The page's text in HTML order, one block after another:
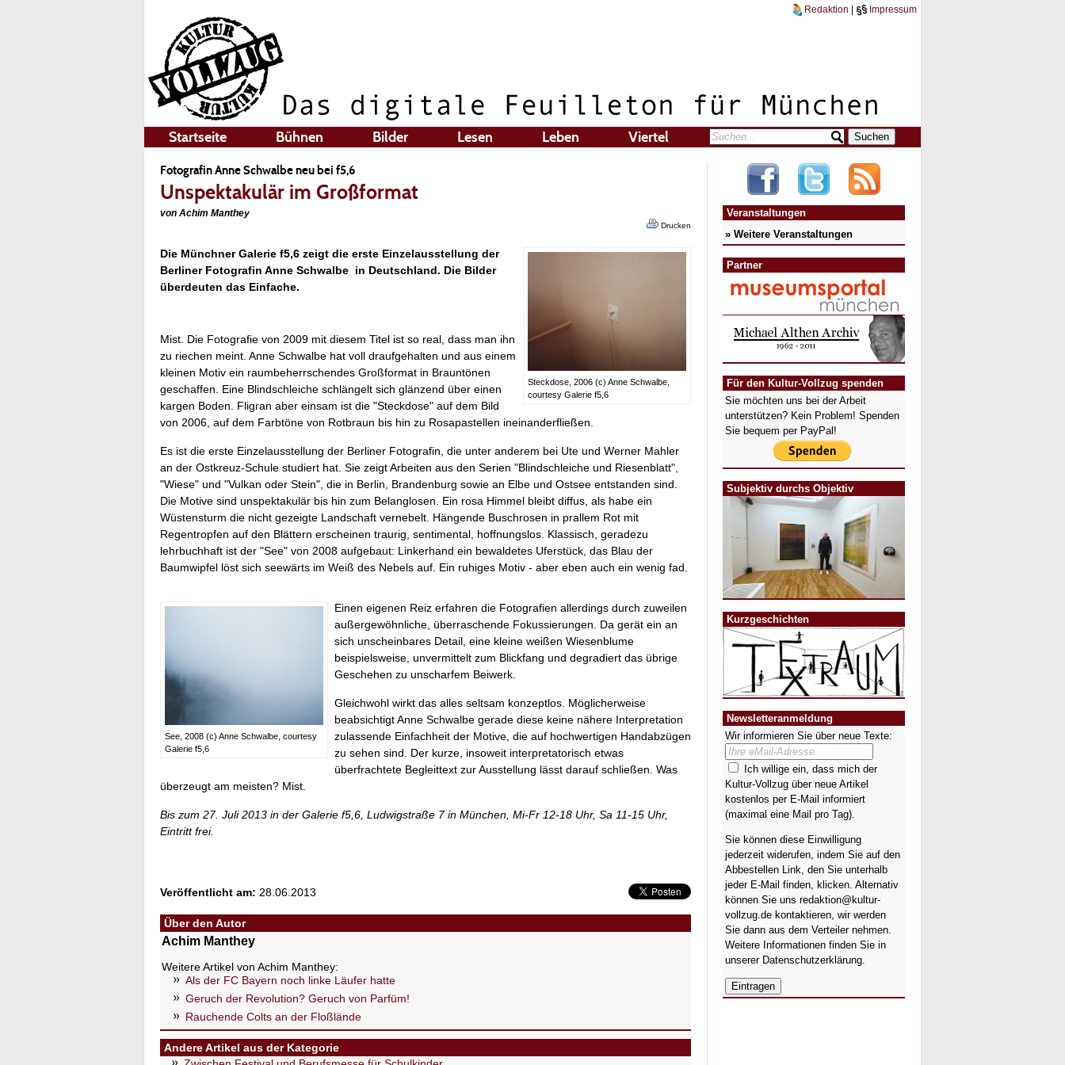
Redaktion Impressum
Startseite Bühnen Bilder Lesen Leben Viertel
Fotografin Anne Schwalbe neu bei f5,6
Unspektakulär im Großformat
von Achim Manthey
Drucken
Steckdose, 2006 (c) Anne Schwalbe,
courtesy Galerie f5,6
Die Münchner Galerie f5,6 zeigt die erste Einzelausstellung der
Berliner Fotografin Anne Schwalbe in Deutschland. Die Bilder
überdeuten das Einfache.
Mist. Die Fotografie von 2009 mit diesem Titel ist so real, dass man ihn
zu riechen meint. Anne Schwalbe hat voll draufgehalten und aus einem
kleinen Motiv ein raumbeherrschendes Großformat in Brauntönen
geschaffen. Eine Blindschleiche schlängelt sich glänzend über einen
kargen Boden. Fligran aber einsam ist die "Steckdose" auf dem Bild
von 2006, auf dem Farbtöne von Rotbraun bis hin zu Rosapastellen ineinanderfließen.
Es ist die erste Einzelausstellung der Berliner Fotografin, die unter anderem bei Ute und Werner Mahler
an der Ostkreuz-Schule studiert hat. Sie zeigt Arbeiten aus den Serien "Blindschleiche und Riesenblatt",
"Wiese" und "Vulkan oder Stein", die in Berlin, Brandenburg sowie an Elbe und Ostsee entstanden sind.
Die Motive sind unspektakulär bis hin zum Belanglosen. Ein rosa Himmel bleibt diffus, als habe ein
Wüstensturm die nicht gezeigte Landschaft vernebelt. Hängende Buschrosen in prallem Rot mit
Regentropfen auf den Blättern erscheinen traurig, sentimental, hoffnungslos. Klassisch, geradezu
lehrbuchhaft ist der "See" von 2008 aufgebaut: Linkerhand ein bewaldetes Uferstück, das Blau der
Baumwipfel löst sich seewärts im Weiß des Nebels auf. Ein ruhiges Motiv - aber eben auch ein wenig fad.
See, 2008 (c) Anne Schwalbe, courtesy
Galerie f5,6
Einen eigenen Reiz erfahren die Fotografien allerdings durch zuweilen
außergewöhnliche, überraschende Fokussierungen. Da gerät ein an
sich unscheinbares Detail, eine kleine weißen Wiesenblume
beispielsweise, unvermittelt zum Blickfang und degradiert das übrige
Geschehen zu unscharfem Beiwerk.
Gleichwohl wirkt das alles seltsam konzeptlos. Möglicherweise
beabsichtigt Anne Schwalbe gerade diese keine nähere Interpretation
zulassende Einfachheit der Motive, die auf hochwertigen Handabzügen
zu sehen sind. Der kurze, insoweit interpretatorisch etwas
überfrachtete Begleittext zur Ausstellung lässt darauf schließen. Was
überzeugt am meisten? Mist.
Bis zum 27. Juli 2013 in der Galerie f5,6, Ludwigstraße 7 in München, Mi-Fr 12-18 Uhr, Sa 11-15 Uhr,
Eintritt frei.
Veröffentlicht am: 28.06.2013
Über den Autor
Achim Manthey
Weitere Artikel von Achim Manthey:
Als der FC Bayern noch linke Läufer hatte
Geruch der Revolution? Geruch von Parfüm!
Rauchende Colts an der Floßlände
Andere Artikel aus der Kategorie
Veranstaltungen
» Weitere Veranstaltungen
Partner
Für den Kultur-Vollzug spenden
Sie möchten uns bei der Arbeit
unterstützen? Kein Problem! Spenden
Sie bequem per PayPal!
Subjektiv durchs Objektiv
Kurzgeschichten
Newsletteranmeldung
Wir informieren Sie über neue Texte:
Ich willige ein, dass mich der
Kultur-Vollzug über neue Artikel
kostenlos per E-Mail informiert
(maximal eine Mail pro Tag).
Sie können diese Einwilligung
jederzeit widerufen, indem Sie auf den
Abbestellen Link, den Sie unterhalb
jeder E-Mail finden, klicken. Alternativ
können Sie uns redaktion@kultur-
vollzug.de kontaktieren, wir werden
Sie dann aus dem Verteiler nehmen.
Weitere Informationen finden Sie in
unserer Datenschutzerklärung.